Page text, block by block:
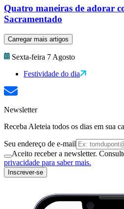
Quatro maneiras de adorar
Sacramentado
Carregar mais artigos
Sexta-feira 7 Agosto
Festividade do dia
Newsletter
Receba Aleteia todos os dias em sua
Seu endereço de e-mail
Aceito receber a newsletter.
privacidade para saber mais.
Inscrever-se